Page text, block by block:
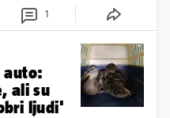
1
auto:
ali su
ljudi'